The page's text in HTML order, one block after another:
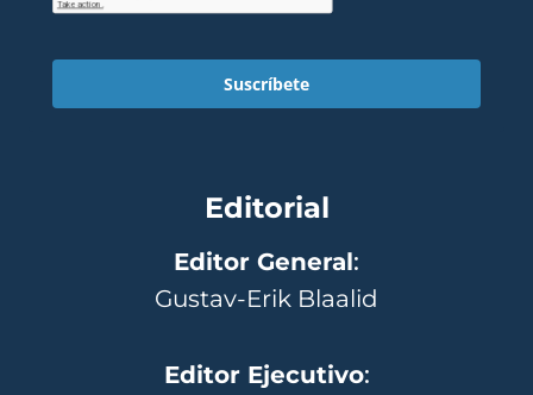
Suscríbete
Editorial
Editor General:
Gustav-Erik Blaalid
Editor Ejecutivo: